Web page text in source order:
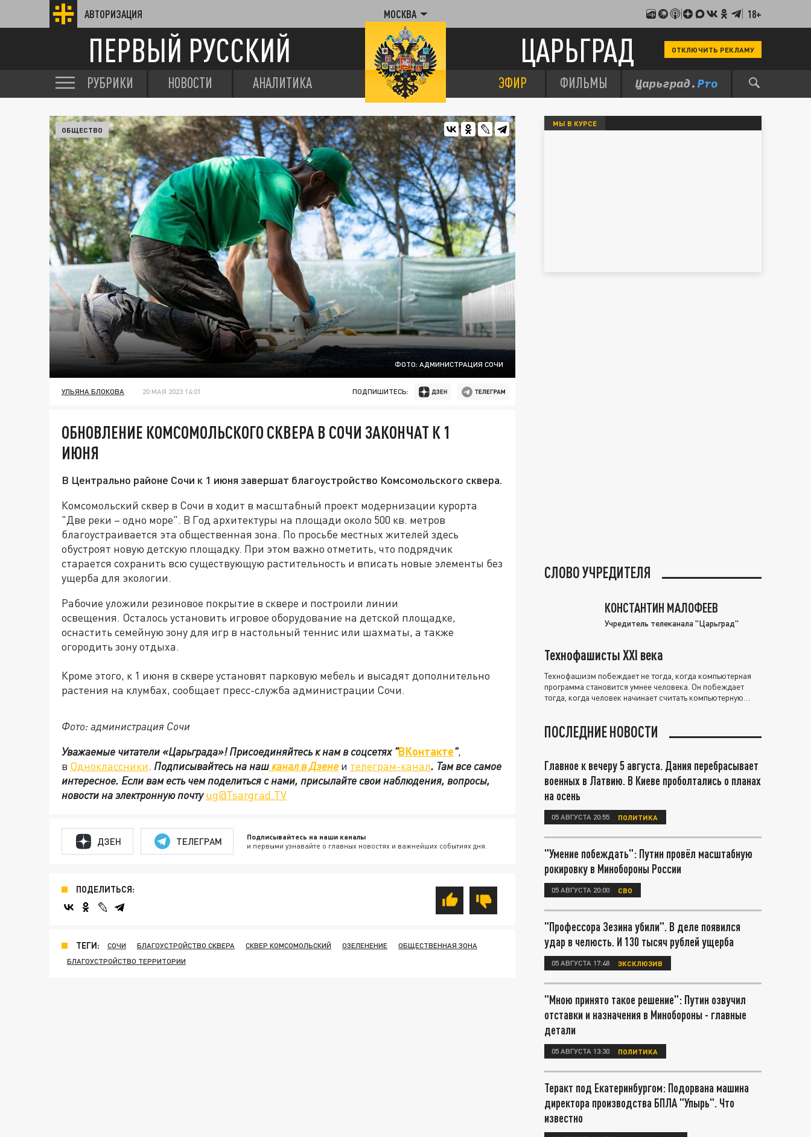
АВТОРИЗАЦИЯ МОСКВА 18+
ПЕРВЫЙ РУССКИЙ ЦАРЬГРАД ОТКЛЮЧИТЬ РЕКЛАМУ
РУБРИКИ НОВОСТИ АНАЛИТИКА ЭФИР ФИЛЬМЫ
ФОТО: АДМИНИСТРАЦИЯ СОЧИ
ОБЩЕСТВО
УЛЬЯНА БЛОКОВА 20 МАЯ 2023 14:01 ПОДПИШИТЕСЬ:
ОБНОВЛЕНИЕ КОМСОМОЛЬСКОГО СКВЕРА В СОЧИ ЗАКОНЧАТ К 1
ИЮНЯ
В Центрально районе Сочи к 1 июня завершат благоустройство Комсомольского сквера.
Комсомольский сквер в Сочи в ходит в масштабный проект модернизации курорта
"Две реки – одно море". В Год архитектуры на площади около 500 кв. метров
благоустраивается эта общественная зона. По просьбе местных жителей здесь
обустроят новую детскую площадку. При этом важно отметить, что подрядчик
старается сохранить всю существующую растительность и вписать новые элементы без
ущерба для экологии.
Рабочие уложили резиновое покрытие в сквере и построили линии
освещения. Осталось установить игровое оборудование на детской площадке,
оснастить семейную зону для игр в настольный теннис или шахматы, а также
огородить зону отдыха.
Кроме этого, к 1 июня в сквере установят парковую мебель и высадят дополнительно
растения на клумбах, сообщает пресс-служба администрации Сочи.
Фото: администрация Сочи
Уважаемые читатели «Царьграда»!Присоединяйтесь к нам в соцсетях"ВКонтакте",
в Одноклассники. Подписывайтесь на нашканал в Дзене и телеграм-канал. Там все самое
интересное. Если вам есть чем поделиться с нами, присылайте свои наблюдения, вопросы,
новости на электронную почтуug@Tsargrad.TV
ДЗЕН ТЕЛЕГРАМ Подписывайтесь на наши каналы
и первыми узнавайте о главных новостях и важнейших событиях дня.
ПОДЕЛИТЬСЯ:
ТЕГИ: СОЧИ БЛАГОУСТРОЙСТВО СКВЕРА СКВЕР КОМСОМОЛЬСКИЙ ОЗЕЛЕНЕНИЕ
ОБЩЕСТВЕННАЯ ЗОНА
БЛАГОУСТРОЙСТВО ТЕРРИТОРИИ
МЫ В КУРСЕ
СЛОВО УЧРЕДИТЕЛЯ
КОНСТАНТИН МАЛОФЕЕВ
Учредитель телеканала "Царьград"
Технофашисты XXI века
Технофашизм побеждает не тогда, когда компьютерная
программа становится умнее человека. Он побеждает
тогда, когда человек начинает считать компьютерную
ПОСЛЕДНИЕ НОВОСТИ
Главное к вечеру 5 августа. Дания перебрасывает
военных в Латвию. В Киеве проболтались о планах
на осень
05 АВГУСТА 20:55 ПОЛИТИКА
"Умение побеждать": Путин провёл масштабную
рокировку в Минобороны России
05 АВГУСТА 20:00 СВО
"Профессора Зезина убили". В деле появился
удар в челюсть. И 130 тысяч рублей ущерба
05 АВГУСТА 17:48 ЭКСКЛЮЗИВ
"Мною принято такое решение": Путин озвучил
отставки и назначения в Минобороны - главные
детали
05 АВГУСТА 13:30 ПОЛИТИКА
Теракт под Екатеринбургом: Подорвана машина
директора производства БПЛА "Упырь". Что
известно